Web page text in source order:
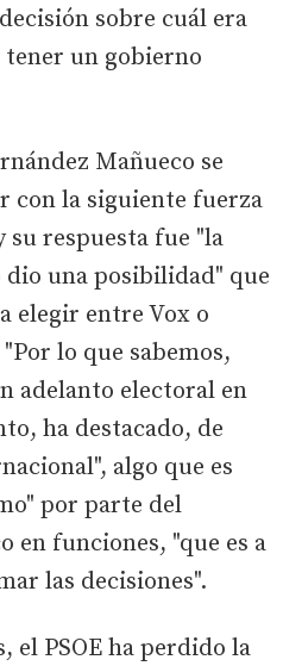
sobre cuál era
un gobierno
Mañueco se
con la siguiente fuerza
su respuesta fue "la
dio una posibilidad" que
elegir entre Vox o
lo que sabemos,
adelanto electoral en
ha destacado, de
algo que es
por parte del
en funciones, "que es a
las decisiones".
el PSOE ha perdido la